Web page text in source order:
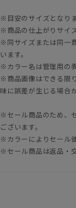
※目安のサイズとなりま
※商品の仕上がりサイ
※同サイズまたは同一
います。
※カラー名は管理用の
※商品画像はできる限
味に誤差が生じる場合
※セール商品のため、
ございます。
※カラーによりセール
※セール商品は返品・